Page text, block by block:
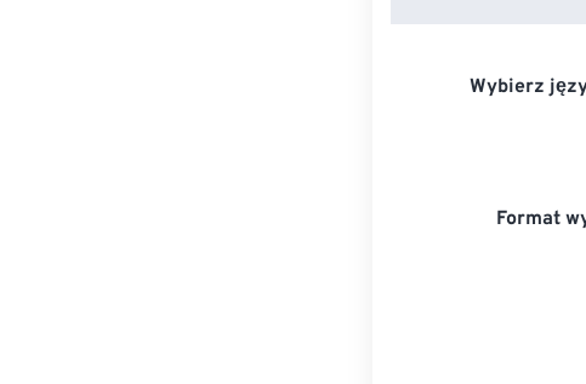
Wybierz
Format